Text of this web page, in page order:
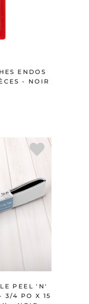
ENDOS
- NOIR
PEEL 'N'
3/4 PO X 15